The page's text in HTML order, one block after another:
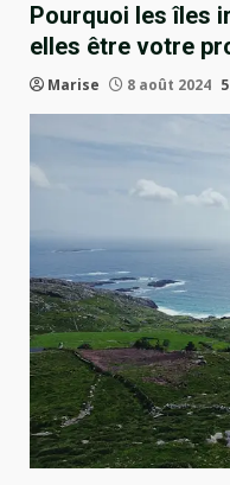
Pourquoi les îles
elles être votre
Marise 8 août 2024